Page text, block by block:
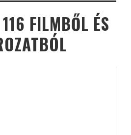
FILMBŐL ÉS